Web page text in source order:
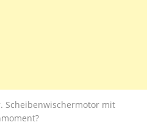
Scheibenwischermotor mit